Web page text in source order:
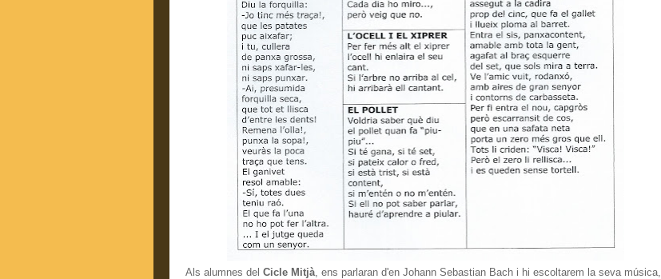
Als alumnes del Cicle Mitjà, ens parlaran d'en Johann Sebastian Bach i hi escoltarem la seva música,